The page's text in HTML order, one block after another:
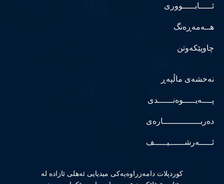
ئـــــابـــــووری
هــەمەڕەنگ
چاوپێکەوتن
نەخشەی ماڵپەڕ
پــــەیـــــوەنــــــدی
دەربـــــــــــــــارەی
ئـــــەرشــــــیـــــف
كوردپلات دامەزراوەیەكی میدیایی ئەهلی ئازادە لە